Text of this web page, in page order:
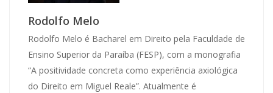
Rodolfo Melo
Rodolfo Melo é Bacharel em Direito pela Faculdade de
Ensino Superior da Paraíba (FESP), com a monografia
“A positividade concreta como experiência axiológica
do Direito em Miguel Reale”. Atualmente é